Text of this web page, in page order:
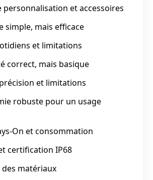
personnalisation et accessoires
simple, mais efficace
et limitations
correct, mais basique
et limitations
robuste pour un usage
On et consommation
certification IP68
des matériaux